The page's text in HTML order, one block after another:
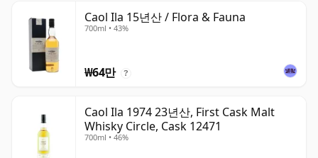
Caol Ila 15년산 / Flora & Fauna
700ml • 43%
₩64만 ?
Caol Ila 1974 23년산, First Cask Malt
Whisky Circle, Cask 12471
700ml • 46%